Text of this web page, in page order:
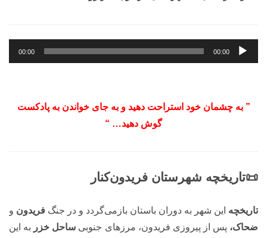
پخش‌کننده
صوت
00:00
00:00
” به چشمان خود استراحت دهید و به جای خواندن به پادکست
گوش دهید… “
📜تاریخچه شهرستان فریدون‌کنار
تاریخچه این شهر به دوران باستان بازمی‌گردد و در جنگ فریدون و
ضحاک، پس از پیروزی فریدون، مرزهای جنوبی ساحل خزر به این